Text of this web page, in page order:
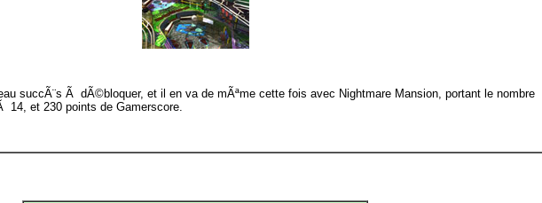
succÃ¨s Ã dÃ©bloquer, et il en va de mÃªme cette fois avec Nightmare Mansion, portant le nombre
14, et 230 points de Gamerscore.